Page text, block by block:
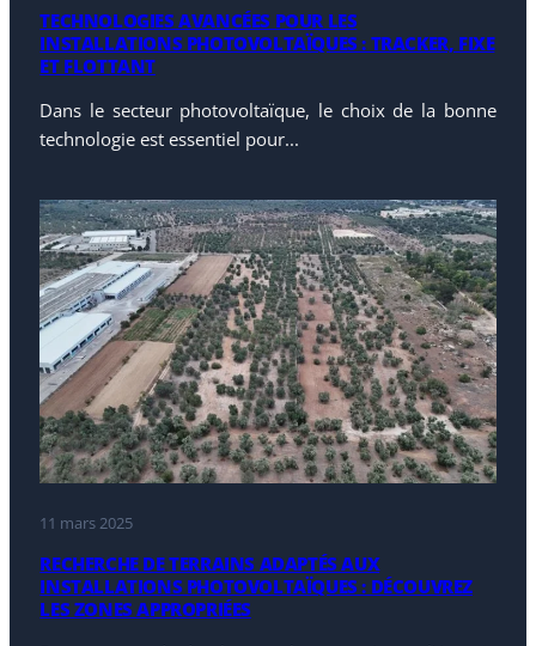
TECHNOLOGIES AVANCÉES POUR LES
INSTALLATIONS PHOTOVOLTAÏQUES : TRACKER, FIXE
ET FLOTTANT
Dans le secteur photovoltaïque, le choix de la bonne
technologie est essentiel pour...
11 mars 2025
RECHERCHE DE TERRAINS ADAPTÉS AUX
INSTALLATIONS PHOTOVOLTAÏQUES : DÉCOUVREZ
LES ZONES APPROPRIÉES